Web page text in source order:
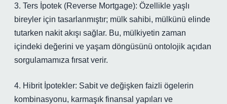
3. Ters İpotek (Reverse Mortgage): Özellikle yaşlı
bireyler için tasarlanmıştır; mülk sahibi, mülkünü elinde
tutarken nakit akışı sağlar. Bu, mülkiyetin zaman
içindeki değerini ve yaşam döngüsünü ontolojik açıdan
sorgulamamıza fırsat verir.
4. Hibrit İpotekler: Sabit ve değişken faizli ögelerin
kombinasyonu, karmaşık finansal yapıları ve